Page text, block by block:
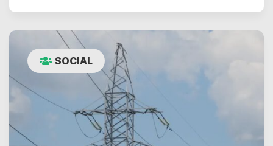
SOCIAL